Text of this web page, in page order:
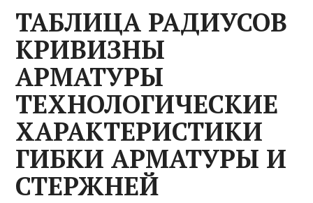
ТАБЛИЦА РАДИУСОВ
КРИВИЗНЫ
АРМАТУРЫ
ТЕХНОЛОГИЧЕСКИЕ
ХАРАКТЕРИСТИКИ
ГИБКИ АРМАТУРЫ И
СТЕРЖНЕЙ